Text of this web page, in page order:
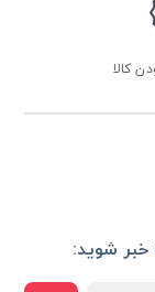
کالا
خبر شوید: